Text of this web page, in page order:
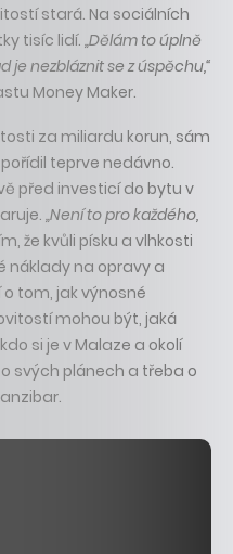
stará. Na sociálních
tisíc lidí. „Dělám to úplně
je nezbláznit se z úspěchu,“
Money Maker.
za miliardu korun, sám
teprve nedávno.
před investicí do bytu v
„Není to pro každého,
že kvůli písku a vlhkosti
náklady na opravy a
o tom, jak výnosné
mohou být, jaká
si je v Malaze a okolí
svých plánech a třeba o